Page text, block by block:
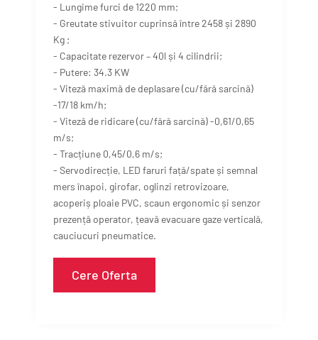
- Lungime furci de 1220 mm;
- Greutate stivuitor cuprinsă între 2458 și 2890
Kg ;
- Capacitate rezervor – 40l și 4 cilindrii;
- Putere: 34.3 KW
- Viteză maximă de deplasare (cu/fără sarcină)
-17/18 km/h;
- Viteză de ridicare (cu/fără sarcină) -0,61/0,65
m/s;
- Tracțiune 0,45/0,6 m/s;
- Servodirecție, LED faruri față/spate și semnal
mers înapoi, girofar, oglinzi retrovizoare,
acoperiș ploaie PVC, scaun ergonomic și senzor
prezență operator, țeavă evacuare gaze verticală,
cauciucuri pneumatice.
Cere Oferta